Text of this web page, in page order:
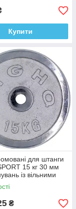
Купити
для штанги
15 кг 30 мм
із вільними
₴